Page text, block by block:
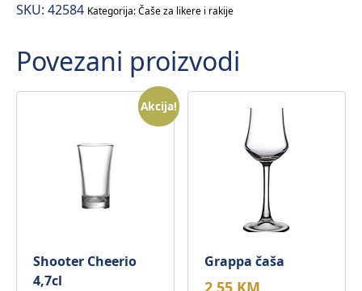
SKU: 42584 Kategorija:Čaše za likere i rakije
Povezani proizvodi
Akcija!
Shooter Cheerio
4,7cl
Grappa čaša
2,55 KM